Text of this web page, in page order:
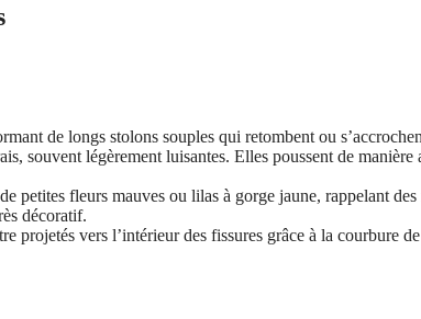
de longs stolons souples qui retombent ou
souvent légèrement luisantes. Elles poussent de
petites fleurs mauves ou lilas à gorge jaune, rappelant
décoratif.
projetés vers l’intérieur des fissures grâce à la courbure